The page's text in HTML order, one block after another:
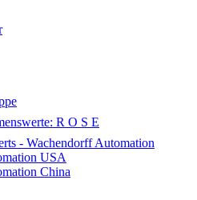
R O S E
- Wachendorff Automation
USA
China